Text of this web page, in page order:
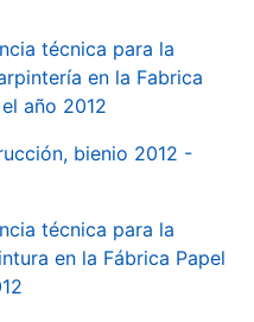
técnica para la
en la Fabrica
año 2012
bienio 2012 -
técnica para la
en la Fábrica Papel